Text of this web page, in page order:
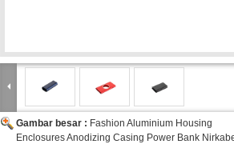
Gambar besar : Fashion Aluminium Housing
Enclosures Anodizing Casing Power Bank